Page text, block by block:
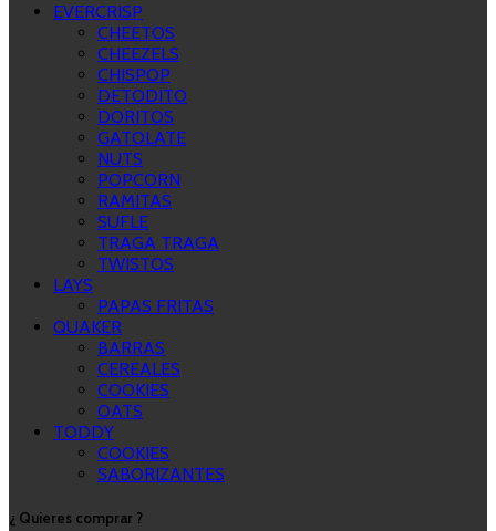
EVERCRISP
CHEETOS
CHEEZELS
CHISPOP
DETODITO
DORITOS
GATOLATE
NUTS
POPCORN
RAMITAS
SUFLE
TRAGA TRAGA
TWISTOS
LAYS
PAPAS FRITAS
QUAKER
BARRAS
CEREALES
COOKIES
OATS
TODDY
COOKIES
SABORIZANTES
¿ Quieres comprar ?